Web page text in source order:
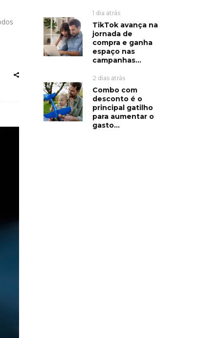
1 dia atrás
TikTok avança na
jornada de
compra e ganha
espaço nas
campanhas...
2 dias atrás
Combo com
desconto é o
principal gatilho
para aumentar o
gasto...